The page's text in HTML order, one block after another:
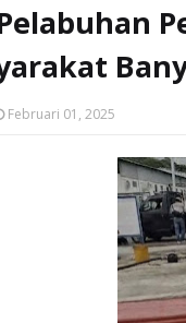
Februari 01, 2025